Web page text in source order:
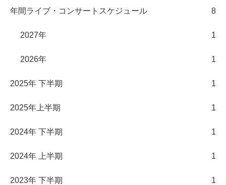
年間ライブ・コンサートスケジュール 8
2027年 1
2026年 1
2025年 下半期 1
2025年上半期 1
2024年 下半期 1
2024年 上半期 1
2023年 下半期 1